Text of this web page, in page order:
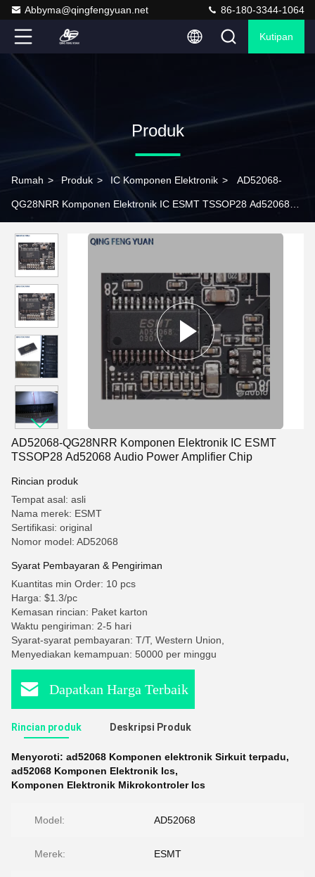
Abbyma@qingfengyuan.net 86-180-3344-1064
Kutipan
Produk
Rumah > Produk > IC Komponen Elektronik > AD52068-
QG28NRR Komponen Elektronik IC ESMT TSSOP28 Ad52068
AD52068-QG28NRR Komponen Elektronik IC ESMT
TSSOP28 Ad52068 Audio Power Amplifier Chip
Rincian produk
Tempat asal: asli
Nama merek: ESMT
Sertifikasi: original
Nomor model: AD52068
Syarat Pembayaran & Pengiriman
Kuantitas min Order: 10 pcs
Harga: $1.3/pc
Kemasan rincian: Paket karton
Waktu pengiriman: 2-5 hari
Syarat-syarat pembayaran: T/T, Western Union,
Menyediakan kemampuan: 50000 per minggu
Dapatkan Harga Terbaik
Rincian produk Deskripsi Produk
Menyoroti: ad52068 Komponen elektronik Sirkuit terpadu,
ad52068 Komponen Elektronik Ics,
Komponen Elektronik Mikrokontroler Ics
Model: AD52068
Merek: ESMT